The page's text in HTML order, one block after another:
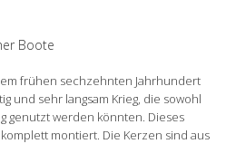
Boote
frühen sechzehnten Jahrhundert
und sehr langsam Krieg, die sowohl
genutzt werden könnten. Dieses
montiert. Die Kerzen sind aus